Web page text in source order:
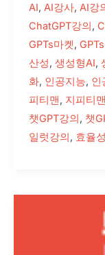
AI, AI강사, AI강
ChatGPT강의,
GPTs마켓,
산성, 생성형AI,
화, 인공지능, 인
피티맨, 지피티
챗GPT강의, 챗
일럿강의, 효율성